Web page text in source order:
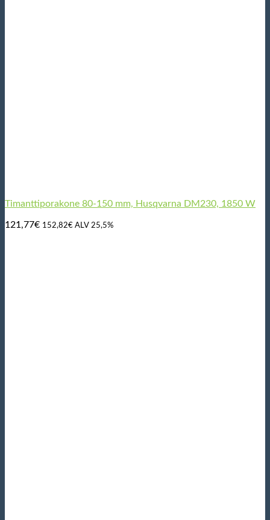
Timanttiporakone 80-150 mm, Husqvarna DM230, 1850 W
121,77€ 152,82€ ALV 25,5%